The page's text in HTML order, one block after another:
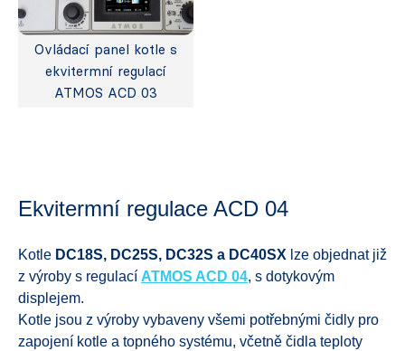
Ovládací panel kotle s
ekvitermní regulací
ATMOS ACD 03
Ekvitermní regulace ACD 04
Kotle DC18S, DC25S, DC32S a DC40SX lze objednat již
z výroby s regulací ATMOS ACD 04, s dotykovým
displejem.
Kotle jsou z výroby vybaveny všemi potřebnými čidly pro
zapojení kotle a topného systému, včetně čidla teploty